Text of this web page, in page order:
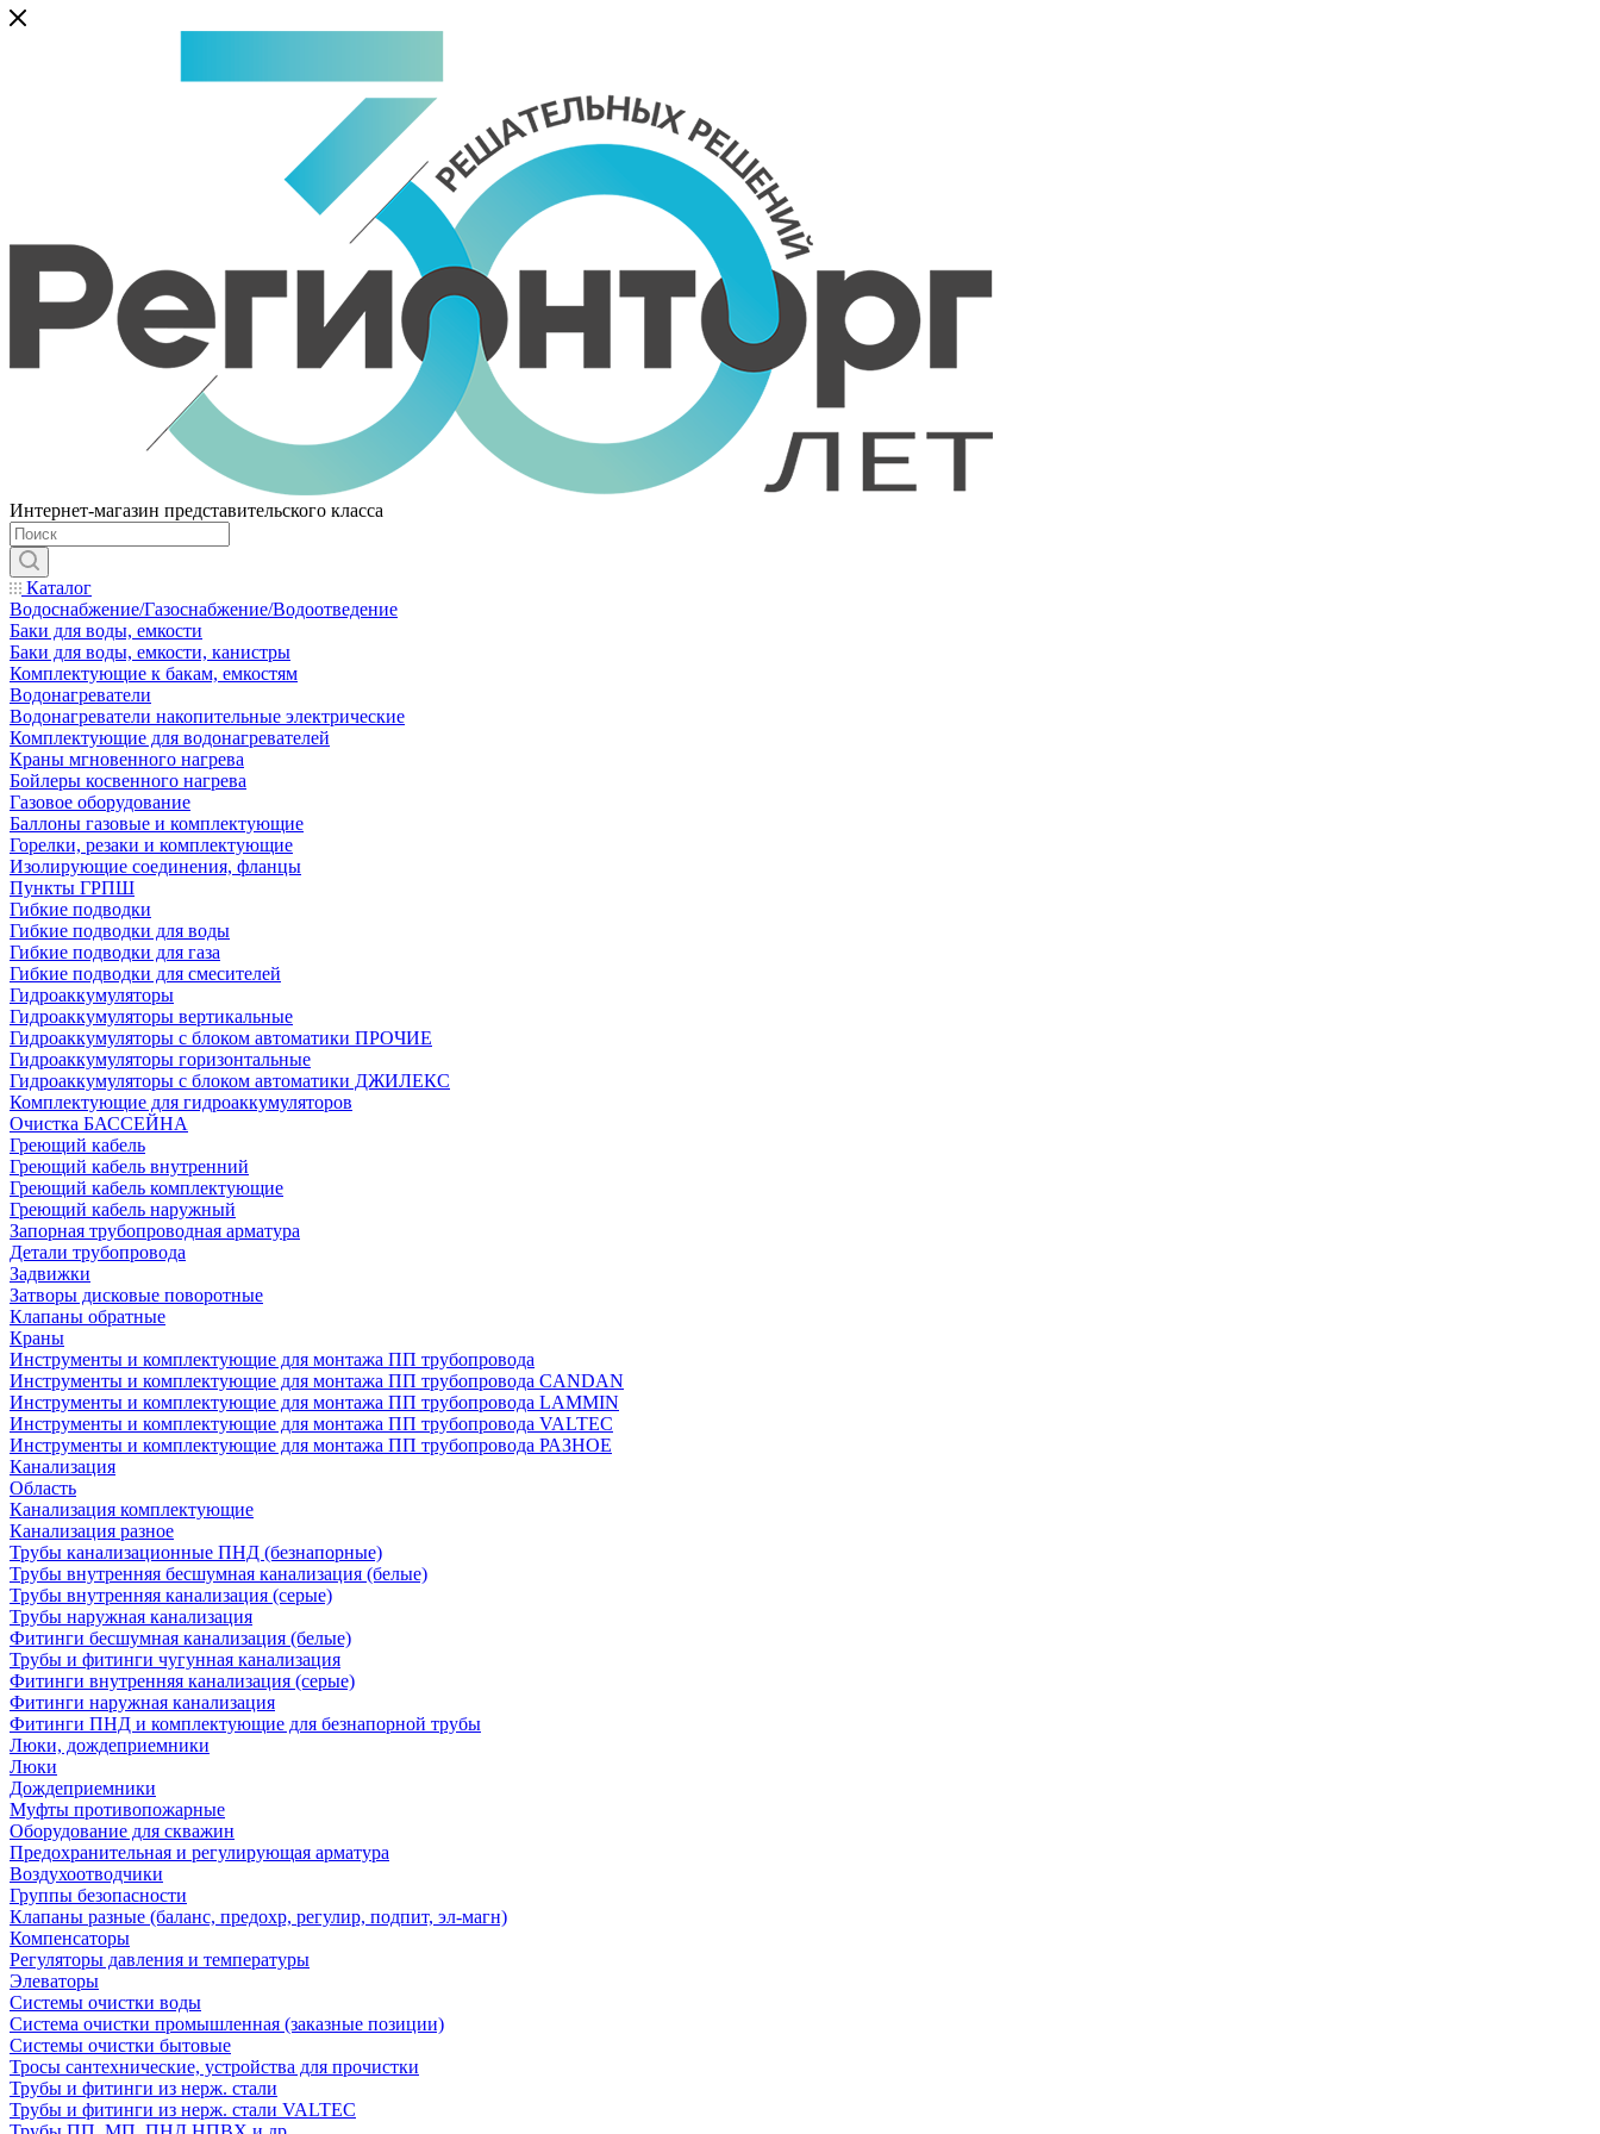
Интернет-магазин представительского класса
Каталог
Водоснабжение/Газоснабжение/Водоотведение
Баки для воды, емкости
Баки для воды, емкости, канистры
Комплектующие к бакам, емкостям
Водонагреватели
Водонагреватели накопительные электрические
Комплектующие для водонагревателей
Краны мгновенного нагрева
Бойлеры косвенного нагрева
Газовое оборудование
Баллоны газовые и комплектующие
Горелки, резаки и комплектующие
Изолирующие соединения, фланцы
Пункты ГРПШ
Гибкие подводки
Гибкие подводки для воды
Гибкие подводки для газа
Гибкие подводки для смесителей
Гидроаккумуляторы
Гидроаккумуляторы вертикальные
Гидроаккумуляторы с блоком автоматики ПРОЧИЕ
Гидроаккумуляторы горизонтальные
Гидроаккумуляторы с блоком автоматики ДЖИЛЕКС
Комплектующие для гидроаккумуляторов
Очистка БАССЕЙНА
Греющий кабель
Греющий кабель внутренний
Греющий кабель комплектующие
Греющий кабель наружный
Запорная трубопроводная арматура
Детали трубопровода
Задвижки
Затворы дисковые поворотные
Клапаны обратные
Краны
Инструменты и комплектующие для монтажа ПП трубопровода
Инструменты и комплектующие для монтажа ПП трубопровода CANDAN
Инструменты и комплектующие для монтажа ПП трубопровода LAMMIN
Инструменты и комплектующие для монтажа ПП трубопровода VALTEC
Инструменты и комплектующие для монтажа ПП трубопровода РАЗНОЕ
Канализация
Область
Канализация комплектующие
Канализация разное
Трубы канализационные ПНД (безнапорные)
Трубы внутренняя бесшумная канализация (белые)
Трубы внутренняя канализация (серые)
Трубы наружная канализация
Фитинги бесшумная канализация (белые)
Трубы и фитинги чугунная канализация
Фитинги внутренняя канализация (серые)
Фитинги наружная канализация
Фитинги ПНД и комплектующие для безнапорной трубы
Люки, дождеприемники
Люки
Дождеприемники
Муфты противопожарные
Оборудование для скважин
Предохранительная и регулирующая арматура
Воздухоотводчики
Группы безопасности
Клапаны разные (баланс, предохр, регулир, подпит, эл-магн)
Компенсаторы
Регуляторы давления и температуры
Элеваторы
Системы очистки воды
Система очистки промышленная (заказные позиции)
Системы очистки бытовые
Тросы сантехнические, устройства для прочистки
Трубы и фитинги из нерж. стали
Трубы и фитинги из нерж. стали VALTEC